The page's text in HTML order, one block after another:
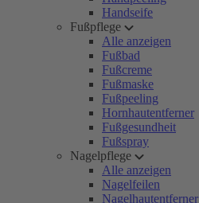
Handseife
Fußpflege
Alle anzeigen
Fußbad
Fußcreme
Fußmaske
Fußpeeling
Hornhautentferner
Fußgesundheit
Fußspray
Nagelpflege
Alle anzeigen
Nagelfeilen
Nagelhautentferner